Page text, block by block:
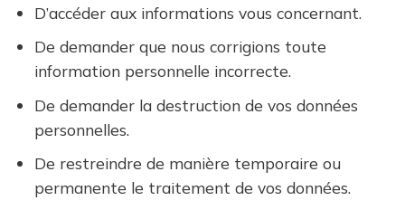
D’accéder aux informations vous concernant.
De demander que nous corrigions toute
information personnelle incorrecte.
De demander la destruction de vos données
personnelles.
De restreindre de manière temporaire ou
permanente le traitement de vos données.